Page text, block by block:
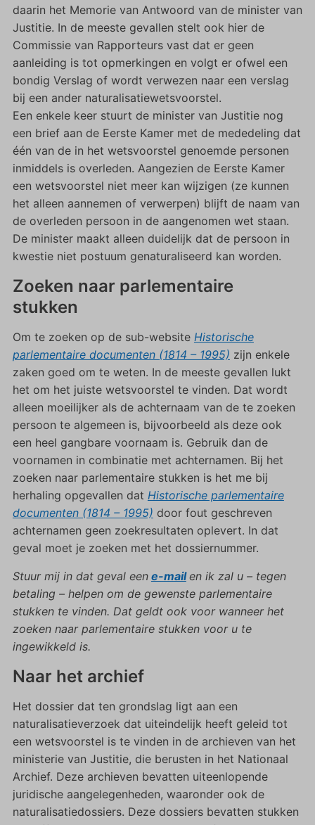
daarin het Memorie van Antwoord van de minister van
Justitie. In de meeste gevallen stelt ook hier de
Commissie van Rapporteurs vast dat er geen
aanleiding is tot opmerkingen en volgt er ofwel een
bondig Verslag of wordt verwezen naar een verslag
bij een ander naturalisatiewetsvoorstel.
Een enkele keer stuurt de minister van Justitie nog
een brief aan de Eerste Kamer met de mededeling dat
één van de in het wetsvoorstel genoemde personen
inmiddels is overleden. Aangezien de Eerste Kamer
een wetsvoorstel niet meer kan wijzigen (ze kunnen
het alleen aannemen of verwerpen) blijft de naam van
de overleden persoon in de aangenomen wet staan.
De minister maakt alleen duidelijk dat de persoon in
kwestie niet postuum genaturaliseerd kan worden.
Zoeken naar parlementaire
stukken
Om te zoeken op de sub-website Historische
parlementaire documenten (1814 – 1995) zijn enkele
zaken goed om te weten. In de meeste gevallen lukt
het om het juiste wetsvoorstel te vinden. Dat wordt
alleen moeilijker als de achternaam van de te zoeken
persoon te algemeen is, bijvoorbeeld als deze ook
een heel gangbare voornaam is. Gebruik dan de
voornamen in combinatie met achternamen. Bij het
zoeken naar parlementaire stukken is het me bij
herhaling opgevallen dat Historische parlementaire
documenten (1814 – 1995) door fout geschreven
achternamen geen zoekresultaten oplevert. In dat
geval moet je zoeken met het dossiernummer.
Stuur mij in dat geval een e-mail en ik zal u – tegen
betaling – helpen om de gewenste parlementaire
stukken te vinden. Dat geldt ook voor wanneer het
zoeken naar parlementaire stukken voor u te
ingewikkeld is.
Naar het archief
Het dossier dat ten grondslag ligt aan een
naturalisatieverzoek dat uiteindelijk heeft geleid tot
een wetsvoorstel is te vinden in de archieven van het
ministerie van Justitie, die berusten in het Nationaal
Archief. Deze archieven bevatten uiteenlopende
juridische aangelegenheden, waaronder ook de
naturalisatiedossiers. Deze dossiers bevatten stukken